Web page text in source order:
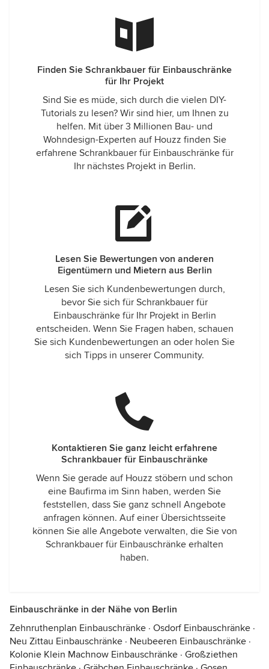
Finden Sie Schrankbauer für Einbauschränke
für Ihr Projekt
Sind Sie es müde, sich durch die vielen DIY-
Tutorials zu lesen? Wir sind hier, um Ihnen zu
helfen. Mit über 3 Millionen Bau- und
Wohndesign-Experten auf Houzz finden Sie
erfahrene Schrankbauer für Einbauschränke für
Ihr nächstes Projekt in Berlin.
Lesen Sie Bewertungen von anderen
Eigentümern und Mietern aus Berlin
Lesen Sie sich Kundenbewertungen durch,
bevor Sie sich für Schrankbauer für
Einbauschränke für Ihr Projekt in Berlin
entscheiden. Wenn Sie Fragen haben, schauen
Sie sich Kundenbewertungen an oder holen Sie
sich Tipps in unserer Community.
Kontaktieren Sie ganz leicht erfahrene
Schrankbauer für Einbauschränke
Wenn Sie gerade auf Houzz stöbern und schon
eine Baufirma im Sinn haben, werden Sie
feststellen, dass Sie ganz schnell Angebote
anfragen können. Auf einer Übersichtsseite
können Sie alle Angebote verwalten, die Sie von
Schrankbauer für Einbauschränke erhalten
haben.
Einbauschränke in der Nähe von Berlin
Zehnruthenplan Einbauschränke · Osdorf Einbauschränke ·
Neu Zittau Einbauschränke · Neubeeren Einbauschränke ·
Kolonie Klein Machnow Einbauschränke · Großziethen